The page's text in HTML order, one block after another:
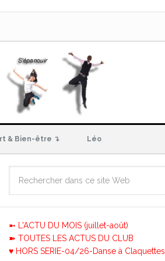
& Bien-être ↴ Léo
➼ L'ACTU DU MOIS (juillet-août)
➽ TOUTES LES ACTUS DU CLUB
♥ HORS SERIE-04/26-Danse à Claquettes